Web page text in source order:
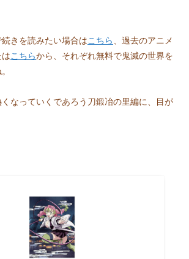
きを読みたい場合はこちら
、過去のアニメ
こちらから、それぞれ無料で鬼滅の世界を
なっていくであろう刀鍛冶の里編に、目が